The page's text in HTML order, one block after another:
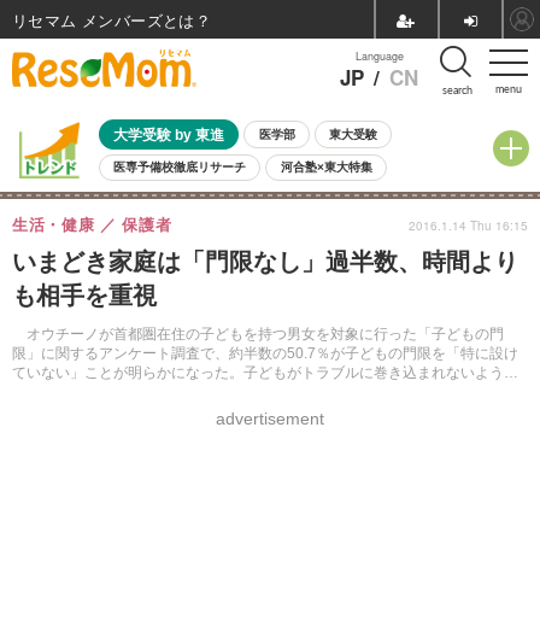
menu
Language
JP / CN search
大学受験 by 東進 医学部 東大受験
医専予備校徹底リサーチ 河合塾×東大特集
親子で考える大学選び 高校受験 中学受験 小学校受験
共通テスト 夏休み
8月開催イベント・WS 全国公立高校 過去問 人気記事
自由研究教材（小学生向け）
いまどき家庭は「門限なし」過半数、時間より
も相手を重視
オウチーノが首都圏在住の子どもを持つ男女を対象に行った「子どもの門
限」に関するアンケート調査で、約半数の50.7％が子どもの門限を「特に設け
ていない」ことが明らかになった。子どもがトラブルに巻き込まれないよう気
生活・健康 保護者
advertisement
2016.1.14 Thu 16:15
リセマム メンバーズ